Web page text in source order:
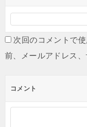
次回のコメントで
前、メールアドレス、
コメント